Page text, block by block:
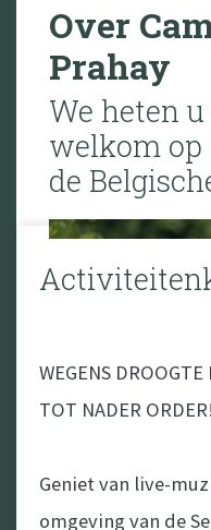
Over
Prahay
We heten
welkom op
de
(Nederland),
WEGENS
TOT NADER ORDER!
Geniet van live-
omgeving van de